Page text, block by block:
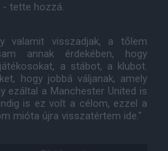
- tette hozzá.
valamit visszadjak, a tőlem
annak érdekében, hogy
a stábot, a klubot.
hogy jobbá váljanak, amely
ezáltal a Manchester United is
is ez volt a célom, ezzel a
mióta újra visszatértem ide."